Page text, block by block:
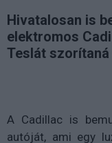
Hivatalosan is
elektromos
Teslát
A Cadillac is
autóját, ami egy